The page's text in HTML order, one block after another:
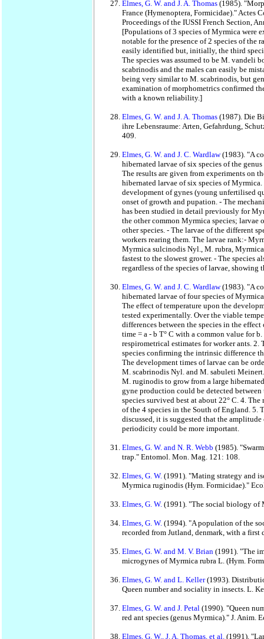
Elmes, G. W. and J. A. Thomas(1985).
France (Hymenoptera, Formicidae)." Actes
Proceedings of the IUSSI French Section,
[Populations of 3 species of Myrmica were
notable for the presence of 2 species of the
easily identified but, initially, the third
The species was assumed to be M. vandeli
scabrinodis and the males can easily be
being very similar to M. scabrinodis, but
examination of morphometrics confirmed
with a known reliability.]
Elmes, G. W. and J. A. Thomas(1987). Die
ihre Lebensraume: Arten, Gefahrdung,
409.
Elmes, G. W. and J. C. Wardlaw(1983). "A
hibernated larvae of six species of the
The results are given from experiments on
hibernated larvae of six species of
development of gynes (young unfertilised
onset of growth and pupation. - The
has been studied in detail previously for
the other common Myrmica species; larvae
other species. - The larvae of the different
workers rearing them. The larvae rank:-
Myrmica sulcinodis Nyl., M. rubra,
fastest to the slowest grower. - The species
regardless of the species of larvae, showing
Elmes, G. W. and J. C. Wardlaw(1983). "A
hibernated larvae of four species of
The effect of temperature upon the
tested experimentally. Over the viable
differences between the species in the
time = a - b T° C with a common value for
respirometrical estimates for worker ants.
species confirming the intrinsic difference
The development times of larvae can be
M. scabrinodis Nyl. and M. sabuleti
M. ruginodis to grow from a large
gyne production could be detected
species survived best at about 22° C. 4.
of the 4 species in the South of England. 5.
discussed, it is suggested that the
periodicity could be more important.
Elmes, G. W. and N. R. Webb(1985).
trap." Entomol. Mon. Mag. 121: 108.
Elmes, G. W.(1991). "Mating strategy and
Myrmica ruginodis (Hym. Formicidae)."
Elmes, G. W.(1991). "The social biology of
Elmes, G. W.(1994). "A population of the
recorded from Jutland, denmark, with a
Elmes, G. W. and M. V. Brian(1991). "The
microgynes of Myrmica rubra L. (Hym.
Elmes, G. W. and L. Keller(1993).
Queen number and sociality in insects. L.
Elmes, G. W. and J. Petal(1990). "Queen
red ant species (genus Myrmica)." J. Anim.
Elmes, G. W., J. A. Thomas, et al.(1991).